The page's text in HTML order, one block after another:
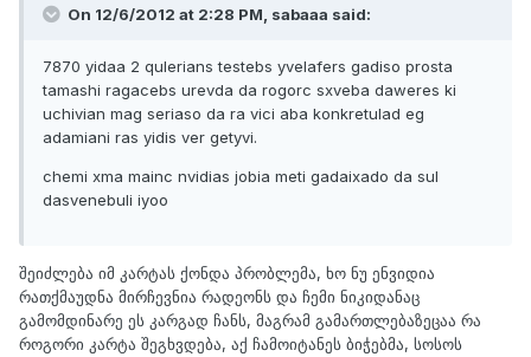
On 12/6/2012 at 2:28 PM, sabaaa said:
7870 yidaa 2 qulerians testebs yvelafers gadiso prosta
tamashi ragacebs urevda da rogorc sxveba daweres ki
uchivian mag seriaso da ra vici aba konkretulad eg
adamiani ras yidis ver getyvi.
chemi xma mainc nvidias jobia meti gadaixado da sul
dasvenebuli iyoo
შეიძლება იმ კარტას ქონდა პრობლემა, ხო ნუ ენვიდია
რათქმაუდნა მირჩევნია რადეონს და ჩემი ნიკიდანაც
გამომდინარე ეს კარგად ჩანს, მაგრამ გამართლებაზეცაა რა
როგორი კარტა შეგხვდება, აქ ჩამოიტანეს ბიჭებმა, სოსოს